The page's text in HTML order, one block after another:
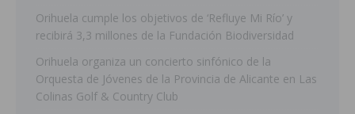
Orihuela cumple los objetivos de ‘Refluye Mi Río’ y
recibirá 3,3 millones de la Fundación Biodiversidad
Orihuela organiza un concierto sinfónico de la
Orquesta de Jóvenes de la Provincia de Alicante en Las
Colinas Golf & Country Club